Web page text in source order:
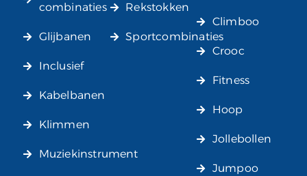
combinaties
Glijbanen
Inclusief
Kabelbanen
Klimmen
Muziekinstrument
Rekstokken
Sportcombinaties
Climboo
Crooc
Fitness
Hoop
Jollebollen
Jumpoo